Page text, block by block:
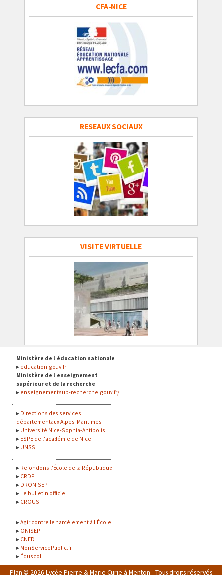
CFA-NICE
RESEAUX SOCIAUX
VISITE VIRTUELLE
Ministère de l'éducation nationale
education.gouv.fr
Ministère de l'enseignement
supérieur et de la recherche
enseignementsup-recherche.gouv.fr/
Directions des services
départementaux Alpes-Maritimes
Université Nice-Sophia-Antipolis
ESPE de l'académie de Nice
UNSS
Refondons l'École de la République
CRDP
DRONISEP
Le bulletin officiel
CROUS
Agir contre le harcèlement à l'École
ONISEP
CNED
MonServicePublic.fr
Éduscol
© 2026 Lycée Pierre & Marie Curie à Menton - Tous droits réservés
Plan